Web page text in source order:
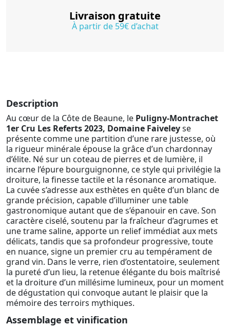
Livraison gratuite
À partir de 59€ d’achat
Description
Au cœur de la Côte de Beaune, le Puligny-Montrachet
1er Cru Les Referts 2023, Domaine Faiveleyse
présente comme une partition d’une rare justesse, où
la rigueur minérale épouse la grâce d’un chardonnay
d’élite. Né sur un coteau de pierres et de lumière, il
incarne l’épure bourguignonne, ce style qui privilégie la
droiture, la finesse tactile et la résonance aromatique.
La cuvée s’adresse aux esthètes en quête d’un blanc de
grande précision, capable d’illuminer une table
gastronomique autant que de s’épanouir en cave. Son
caractère ciselé, soutenu par la fraîcheur d’agrumes et
une trame saline, apporte un relief immédiat aux mets
délicats, tandis que sa profondeur progressive, toute
en nuance, signe un premier cru au tempérament de
grand vin. Dans le verre, rien d’ostentatoire, seulement
la pureté d’un lieu, la retenue élégante du bois maîtrisé
et la droiture d’un millésime lumineux, pour un moment
de dégustation qui convoque autant le plaisir que la
mémoire des terroirs mythiques.
Assemblage et vinification